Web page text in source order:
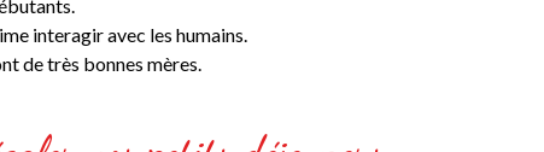
interagir avec les humains.
de très bonnes mères.